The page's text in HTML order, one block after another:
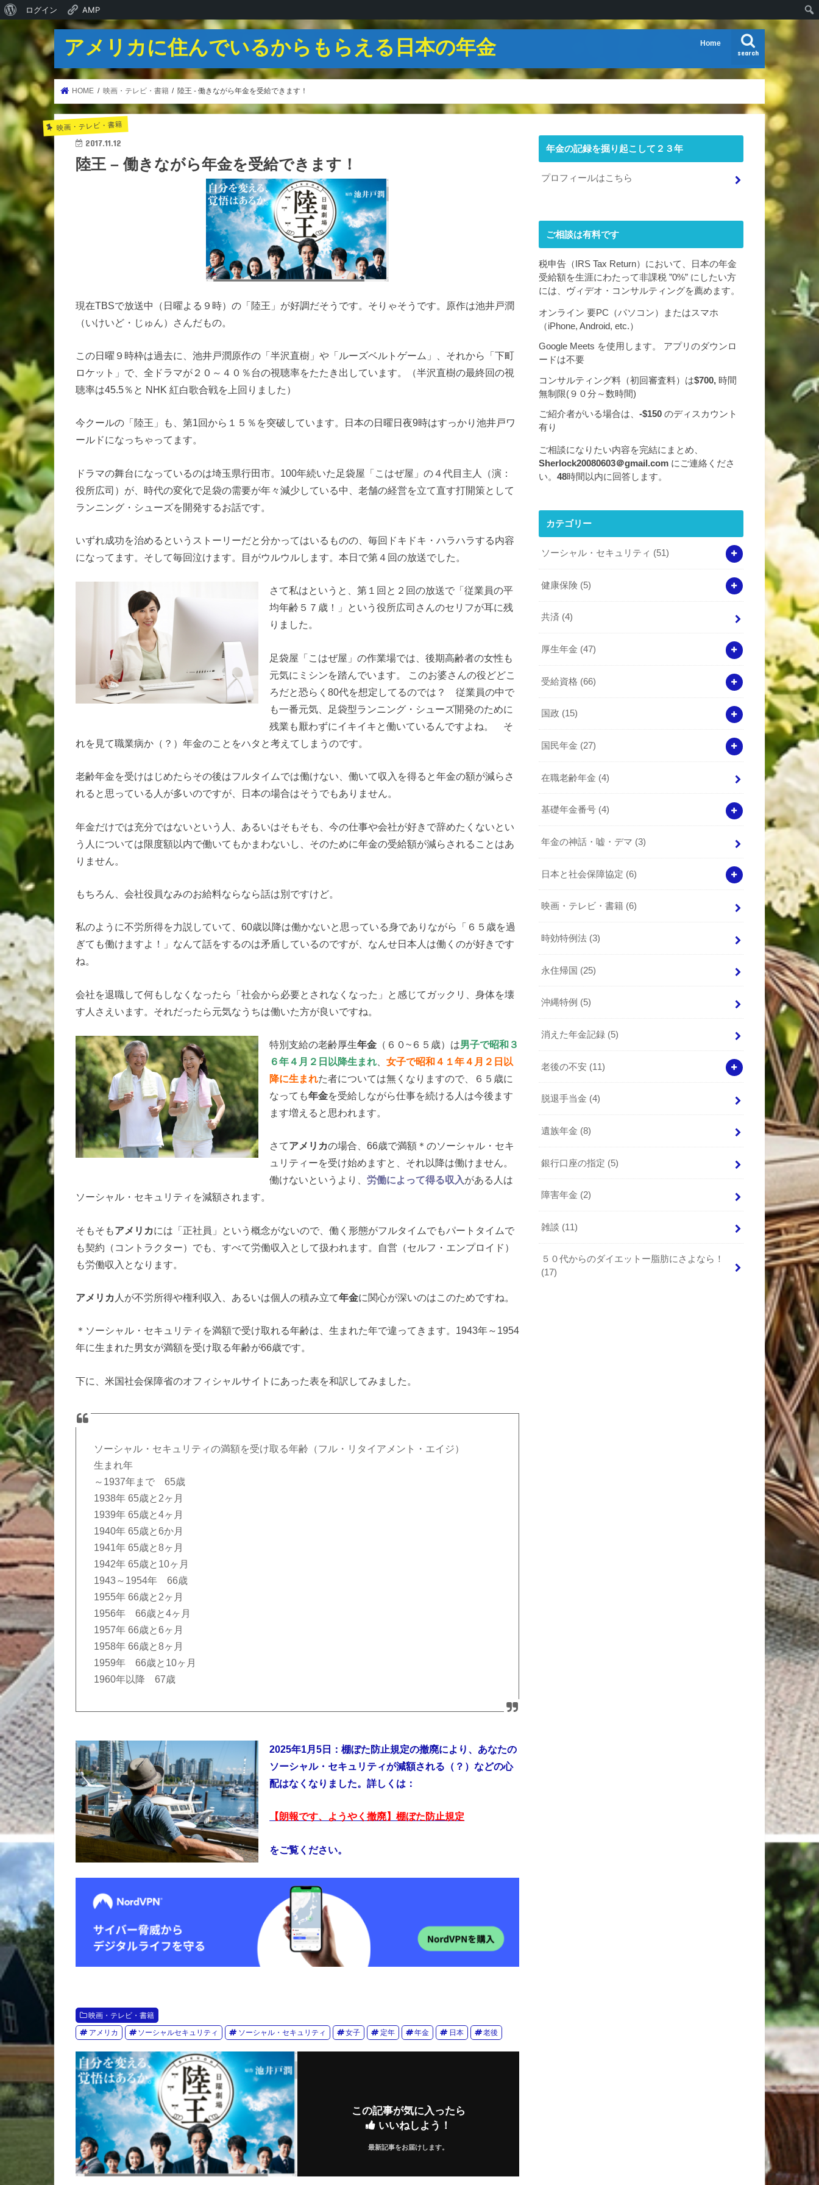
アメリカに住んでいるからもらえる日本の年金 search
Home
HOME 映画・テレビ・書籍 陸王 - 働きながら年金を受給できます！
映画・テレビ・書籍
2017.11.12
陸王 – 働きながら年金を受給できます！
現在TBSで放送中（日曜よる９時）の「陸王」が好調だそうです。そりゃそうです。原作は池井戸潤
（いけいど・じゅん）さんだもの。
この日曜９時枠は過去に、池井戸潤原作の「半沢直樹」や「ルーズベルトゲーム」、それから「下町
ロケット」で、全ドラマが２０～４０％台の視聴率をたたき出しています。（半沢直樹の最終回の視
聴率は45.5％と NHK 紅白歌合戦を上回りました）
今クールの「陸王」も、第1回から１５％を突破しています。日本の日曜日夜9時はすっかり池井戸ワ
ールドになっちゃってます。
ドラマの舞台になっているのは埼玉県行田市。100年続いた足袋屋「こはぜ屋」の４代目主人（演：
役所広司）が、時代の変化で足袋の需要が年々減少している中、老舗の経営を立て直す打開策として
ランニング・シューズを開発するお話です。
いずれ成功を治めるというストーリーだと分かってはいるものの、毎回ドキドキ・ハラハラする内容
になってます。そして毎回泣けます。目がウルウルします。本日で第４回の放送でした。
さて私はというと、第１回と２回の放送で「従業員の平
均年齢５７歳！」という役所広司さんのセリフが耳に残
りました。
足袋屋「こはぜ屋」の作業場では、後期高齢者の女性も
元気にミシンを踏んでいます。 このお婆さんの役どどこ
ろだと恐らく80代を想定してるのでは？ 従業員の中で
も一番元気、足袋型ランニング・シューズ開発のために
残業も厭わずにイキイキと働いているんですよね。 そ
れを見て職業病か（？）年金のことをハタと考えてしまうのです。
老齢年金を受けはじめたらその後はフルタイムでは働けない、働いて収入を得ると年金の額が減らさ
れると思っている人が多いのですが、日本の場合はそうでもありません。
年金だけでは充分ではないという人、あるいはそもそも、今の仕事や会社が好きで辞めたくないとい
う人については限度額以内で働いてもかまわないし、そのために年金の受給額が減らされることはあ
りません。
もちろん、会社役員なみのお給料ならなら話は別ですけど。
私のように不労所得を力説していて、60歳以降は働かないと思っている身でありながら「６５歳を過
ぎても働けますよ！」なんて話をするのは矛盾しているのですが、なんせ日本人は働くのが好きです
ね。
会社を退職して何もしなくなったら「社会から必要とされなくなった」と感じてガックリ、身体を壊
す人さえいます。それだったら元気なうちは働いた方が良いですね。
特別支給の老齢厚生年金 （６０~６５歳）は男子で昭和３
６年４月２日以降生まれ 、女子で昭和４１年４月２日以
降に生まれた者については無くなりますので、６５歳に
なっても年金を受給しながら仕事を続ける人は今後ます
ます増えると思われます。
さてアメリカの場合、66歳で満額＊のソーシャル・セキ
ュリティーを受け始めますと、それ以降は働けません。
働けないというより、労働によって得る収入がある人は
ソーシャル・セキュリティを減額されます。
そもそもアメリカには「正社員」という概念がないので、働く形態がフルタイムでもパートタイムで
も契約（コントラクター）でも、すべて労働収入として扱われます。自営（セルフ・エンプロイド）
も労働収入となります。
アメリカ 人が不労所得や権利収入、あるいは個人の積み立て年金に関心が深いのはこのためですね。
＊ソーシャル・セキュリティを満額で受け取れる年齢は、生まれた年で違ってきます。1943年～1954
年に生まれた男女が満額を受け取る年齢が66歳です。
下に、米国社会保障省のオフィシャルサイトにあった表を和訳してみました。
ソーシャル・セキュリティの満額を受け取る年齢（フル・リタイアメント・エイジ）
生まれ年
～1937年まで 65歳
1938年 65歳と2ヶ月
1939年 65歳と4ヶ月
1940年 65歳と6か月
1941年 65歳と8ヶ月
1942年 65歳と10ヶ月
1943～1954年 66歳
1955年 66歳と2ヶ月
1956年 66歳と4ヶ月
1957年 66歳と6ヶ月
1958年 66歳と8ヶ月
1959年 66歳と10ヶ月
1960年以降 67歳
2025年1月5日：棚ぼた防止規定の撤廃により、あなたの
ソーシャル・セキュリティが減額される（？）などの心
配はなくなりました。詳しくは：
【朗報です、ようやく撤廃】棚ぼた防止規定
をご覧ください。
映画・テレビ・書籍
アメリカ ソーシャルセキュリティ ソーシャル・セキュリティ 女子 定年 年金 日本 老後
この記事が気に入ったら
いいねしよう！
最新記事をお届けします。
年金の記録を掘り起こして２３年
プロフィールはこちら
ご相談は有料です
税申告（IRS Tax Return）において、日本の年金
受給額を生涯にわたって非課税 ”0%” にしたい方
には、ヴィデオ・コンサルティングを薦めます。
オンライン 要PC（パソコン）またはスマホ
（iPhone, Android, etc.）
Google Meets を使用します。 アプリのダウンロ
ードは不要
コンサルティング料（初回審査料）は$700, 時間
無制限(９０分～数時間)
ご紹介者がいる場合は、 -$150 のディスカウント
有り
ご相談になりたい内容を完結にまとめ、
Sherlock20080603＠gmail.com にご連絡くださ
い。 48時間以内に回答します。
カテゴリー
ソーシャル・セキュリティ (51)
健康保険 (5)
共済 (4)
厚生年金 (47)
受給資格 (66)
国政 (15)
国民年金 (27)
在職老齢年金 (4)
基礎年金番号 (4)
年金の神話・嘘・デマ (3)
日本と社会保障協定 (6)
映画・テレビ・書籍 (6)
時効特例法 (3)
永住帰国 (25)
沖縄特例 (5)
消えた年金記録 (5)
老後の不安 (11)
脱退手当金 (4)
遺族年金 (8)
銀行口座の指定 (5)
障害年金 (2)
雑談 (11)
５０代からのダイエットー脂肪にさよなら！
(17)
WordPress
い
て
ログイン AMP